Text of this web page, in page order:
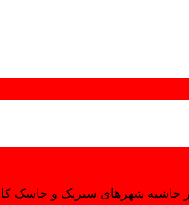
حاشیه شهرهای سیریک و جاسک